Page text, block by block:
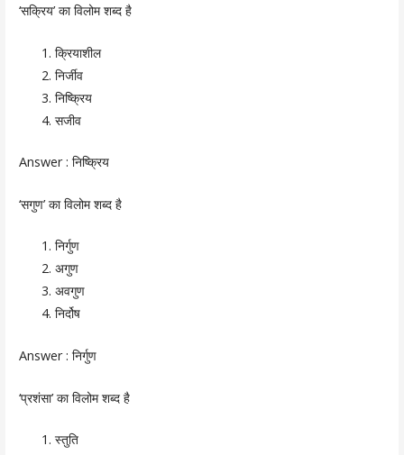
‘सक्रिय’ का विलोम शब्द है
क्रियाशील
निर्जीव
निष्क्रिय
सजीव
Answer : निष्क्रिय
‘सगुण’ का विलोम शब्द है
निर्गुण
अगुण
अवगुण
निर्दोष
Answer : निर्गुण
‘प्रशंसा’ का विलोम शब्द है
स्तुति